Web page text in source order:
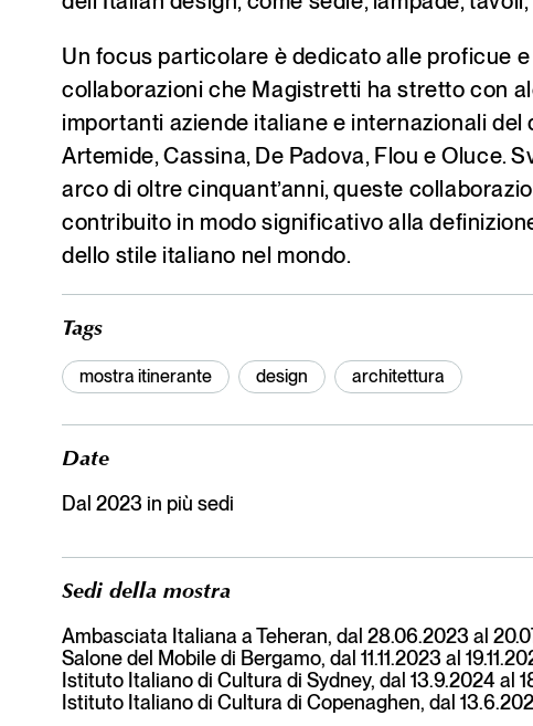
Un focus particolare è dedicato alle proficue
collaborazioni che Magistretti ha stretto con
importanti aziende italiane e internazionali del
Artemide, Cassina, De Padova, Flou e Oluce.
arco di oltre cinquant’anni, queste
contribuito in modo significativo alla
dello stile italiano nel mondo.
Tags
mostra itinerante design architettura
Date
Dal 2023 in più sedi
Sedi della mostra
Ambasciata Italiana a Teheran, dal 28.06.2023 al
Salone del Mobile di Bergamo, dal 11.11.2023 al
Istituto Italiano di Cultura di Sydney, dal 13.9.2024 al
Istituto Italiano di Cultura di Copenaghen, dal